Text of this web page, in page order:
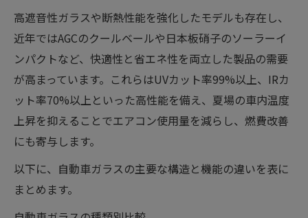
高遮音性ガラスや断熱性能を強化したモデルも存在し、
近年ではAGCのクールベールや日本板硝子のソーラーイ
ンパクトなど、快適性と省エネ性を両立した製品の需要
が高まっています。これらはUVカット率99%以上、IRカ
ット率70%以上といった高性能を備え、夏場の車内温度
上昇を抑えることでエアコン使用量を減らし、燃費改善
にも寄与します。
以下に、自動車ガラスの主要な構造と機能の違いを表に
まとめます。